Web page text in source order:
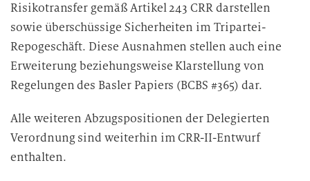
Risikotransfer gemäß Artikel 243 CRR darstellen
sowie überschüssige Sicherheiten im Tripartei-
Repogeschäft. Diese Ausnahmen stellen auch eine
Erweiterung beziehungsweise Klarstellung von
Regelungen des Basler Papiers (BCBS #365) dar.
Alle weiteren Abzugspositionen der Delegierten
Verordnung sind weiterhin im CRR-II-Entwurf
enthalten.